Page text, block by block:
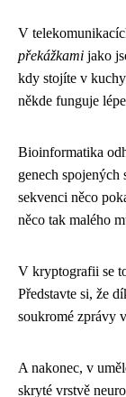
V
překážkami jako
kdy stojíte v
někde funguje
Bioinformatika
genech spojených
sekvenci něco
něco tak malého
V kryptografii se
Představte si, že
soukromé zprávy
A nakonec, v
skryté vrstvě